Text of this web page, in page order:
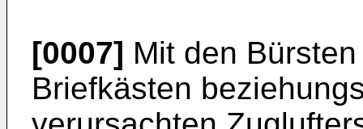
[0007] Mit den
Briefkästen